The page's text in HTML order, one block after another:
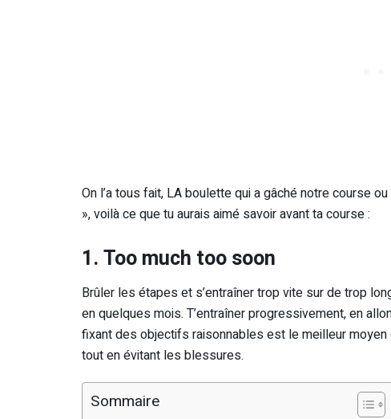
On l’a tous fait, LA boulette qui a gâché notre course
», voilà ce que tu aurais aimé savoir avant ta course :
1. Too much too soon
Brûler les étapes et s’entraîner trop vite sur de trop
en quelques mois. T’entraîner progressivement, en
fixant des objectifs raisonnables est le meilleur
tout en évitant les blessures.
Sommaire